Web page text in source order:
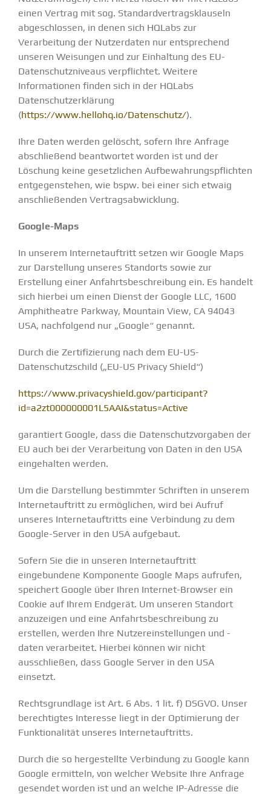
einen Vertrag mit sog. Standardvertragsklauseln
abgeschlossen, in denen sich HQLabs zur
Verarbeitung der Nutzerdaten nur entsprechend
unseren Weisungen und zur Einhaltung des EU-
Datenschutzniveaus verpflichtet. Weitere
Informationen finden sich in der HQLabs
Datenschutzerklärung
(https://www.hellohq.io/Datenschutz/).
Ihre Daten werden gelöscht, sofern Ihre Anfrage
abschließend beantwortet worden ist und der
Löschung keine gesetzlichen Aufbewahrungspflichten
entgegenstehen, wie bspw. bei einer sich etwaig
anschließenden Vertragsabwicklung.
Google-Maps
In unserem Internetauftritt setzen wir Google Maps
zur Darstellung unseres Standorts sowie zur
Erstellung einer Anfahrtsbeschreibung ein. Es handelt
sich hierbei um einen Dienst der Google LLC, 1600
Amphitheatre Parkway, Mountain View, CA 94043
USA, nachfolgend nur „Google“ genannt.
Durch die Zertifizierung nach dem EU-US-
Datenschutzschild („EU-US Privacy Shield“)
https://www.privacyshield.gov/participant?
id=a2zt000000001L5AAI&status=Active
garantiert Google, dass die Datenschutzvorgaben der
EU auch bei der Verarbeitung von Daten in den USA
eingehalten werden.
Um die Darstellung bestimmter Schriften in unserem
Internetauftritt zu ermöglichen, wird bei Aufruf
unseres Internetauftritts eine Verbindung zu dem
Google-Server in den USA aufgebaut.
Sofern Sie die in unseren Internetauftritt
eingebundene Komponente Google Maps aufrufen,
speichert Google über Ihren Internet-Browser ein
Cookie auf Ihrem Endgerät. Um unseren Standort
anzuzeigen und eine Anfahrtsbeschreibung zu
erstellen, werden Ihre Nutzereinstellungen und -
daten verarbeitet. Hierbei können wir nicht
ausschließen, dass Google Server in den USA
einsetzt.
Rechtsgrundlage ist Art. 6 Abs. 1 lit. f) DSGVO. Unser
berechtigtes Interesse liegt in der Optimierung der
Funktionalität unseres Internetauftritts.
Durch die so hergestellte Verbindung zu Google kann
Google ermitteln, von welcher Website Ihre Anfrage
gesendet worden ist und an welche IP-Adresse die